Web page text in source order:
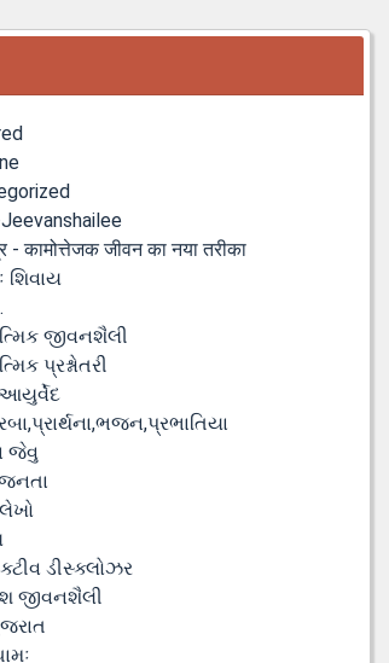
- कामोत्तेजक जीवन का नया तरीका
જીવનશૈલી
પ્રશ્નોતરી
જેવુ
લેખો
ડીસ્‍ક્લોઝર
જીવનશૈલી